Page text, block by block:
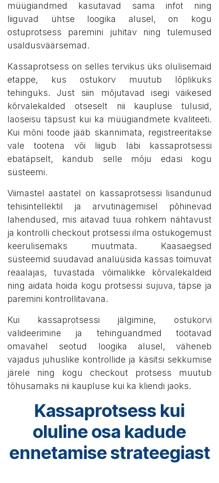
müügiandmed kasutavad sama infot ning
liiguvad ühtse loogika alusel, on kogu
ostuprotsess paremini juhitav ning tulemused
usaldusväärsemad.
Kassaprotsess on selles tervikus üks olulisemaid
etappe, kus ostukorv muutub lõplikuks
tehinguks. Just siin mõjutavad isegi väikesed
kõrvalekalded otseselt nii kaupluse tulusid,
laoseisu täpsust kui ka müügiandmete kvaliteeti.
Kui mõni toode jääb skannimata, registreeritakse
vale tootena või liigub läbi kassaprotsessi
ebatäpselt, kandub selle mõju edasi kogu
süsteemi.
Viimastel aastatel on kassaprotsessi lisandunud
tehisintellektil ja arvutinägemisel põhinevad
lahendused, mis aitavad tuua rohkem nähtavust
ja kontrolli checkout protsessi ilma ostukogemust
keerulisemaks muutmata. Kaasaegsed
süsteemid suudavad analüüsida kassas toimuvat
reaalajas, tuvastada võimalikke kõrvalekaldeid
ning aidata hoida kogu protsessi sujuva, täpse ja
paremini kontrollitavana.
Kui kassaprotsessi jälgimine, ostukorvi
valideerimine ja tehinguandmed töötavad
omavahel seotud loogika alusel, väheneb
vajadus juhuslike kontrollide ja käsitsi sekkumise
järele ning kogu checkout protsess muutub
tõhusamaks nii kaupluse kui ka kliendi jaoks.
Kassaprotsess kui
oluline osa kadude
ennetamise strateegiast